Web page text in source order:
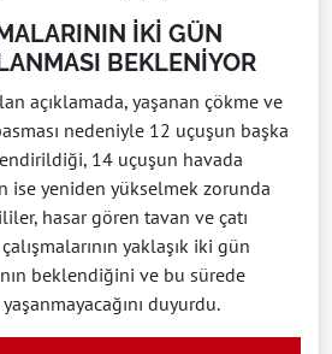
İKİ GÜN
BEKLENİYOR
açıklamada, yaşanan çökme ve
nedeniyle 12 uçuşun başka
14 uçuşun havada
ise yeniden yükselmek zorunda
hasar gören tavan ve çatı
yaklaşık iki gün
beklendiğini ve bu sürede
duyurdu.